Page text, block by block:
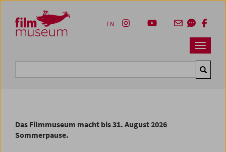
Zum Inhalt
Zum Hauptmenü
Zur Servicenavigation
Zum Suche
Navbar
EN
Das Filmmuseum macht bis 31. August 2026
Sommerpause.